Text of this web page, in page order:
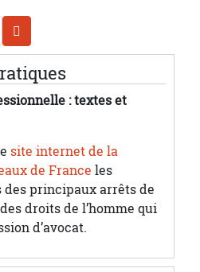
: textes et
site internet de la
de France les
principaux arrêts de
droits de l’homme qui
d’avocat.